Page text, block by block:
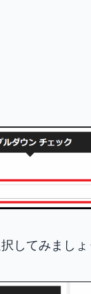
してみましょ